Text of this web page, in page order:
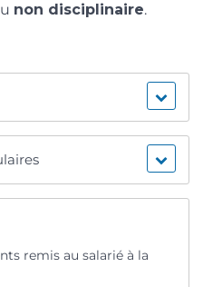
non disciplinaire.
remis au salarié à la